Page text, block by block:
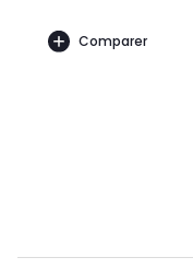
Comparer